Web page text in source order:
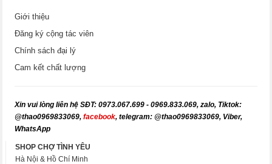
Giới thiệu
Đăng ký cộng tác viên
Chính sách đại lý
Cam kết chất lượng
Xin vui lòng liên hệ SĐT: 0973.067.699 - 0969.833.069, zalo, Tiktok:
@thao0969833069,facebook, telegram: @thao0969833069, Viber,
WhatsApp
SHOP CHỢ TÌNH YÊU
Hà Nội & Hồ Chí Minh